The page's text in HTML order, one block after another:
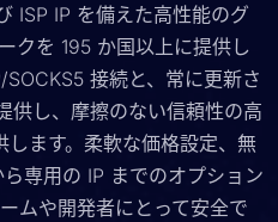
ISP IP を備えた高性能のグ
クを 195 か国以上に提供し
接続と、常に更新さ
供し、摩擦のない信頼性の高
します。柔軟な価格設定、無
専用の IP までのオプション
ムや開発者にとって安全で